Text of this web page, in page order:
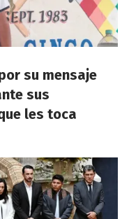
su mensaje
sus
les toca